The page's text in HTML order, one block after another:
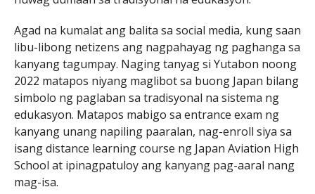
Agad na kumalat ang balita sa social media, kung saan
libu-libong netizens ang nagpahayag ng paghanga sa
kanyang tagumpay. Naging tanyag si Yutabon noong
2022 matapos niyang maglibot sa buong Japan bilang
simbolo ng paglaban sa tradisyonal na sistema ng
edukasyon. Matapos mabigo sa entrance exam ng
kanyang unang napiling paaralan, nag-enroll siya sa
isang distance learning course ng Japan Aviation High
School at ipinagpatuloy ang kanyang pag-aaral nang
mag-isa.